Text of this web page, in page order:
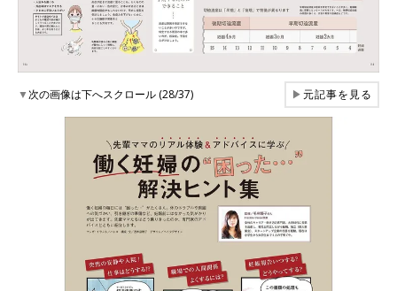
▼次の画像は下へスクロール (28/37) ▶元記事を見る